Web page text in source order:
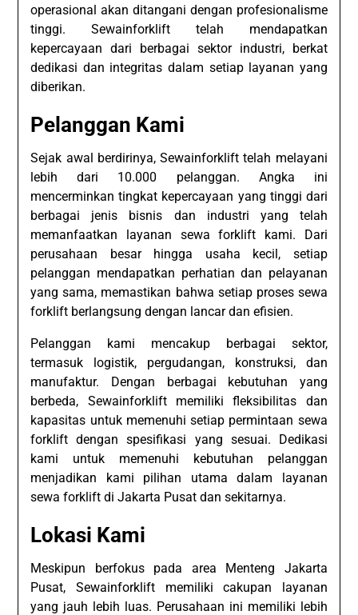
operasional akan ditangani dengan profesionalisme
tinggi. Sewainforklift telah mendapatkan
kepercayaan dari berbagai sektor industri, berkat
dedikasi dan integritas dalam setiap layanan yang
diberikan.
Pelanggan Kami
Sejak awal berdirinya, Sewainforklift telah melayani
lebih dari 10.000 pelanggan. Angka ini
mencerminkan tingkat kepercayaan yang tinggi dari
berbagai jenis bisnis dan industri yang telah
memanfaatkan layanan sewa forklift kami. Dari
perusahaan besar hingga usaha kecil, setiap
pelanggan mendapatkan perhatian dan pelayanan
yang sama, memastikan bahwa setiap proses sewa
forklift berlangsung dengan lancar dan efisien.
Pelanggan kami mencakup berbagai sektor,
termasuk logistik, pergudangan, konstruksi, dan
manufaktur. Dengan berbagai kebutuhan yang
berbeda, Sewainforklift memiliki fleksibilitas dan
kapasitas untuk memenuhi setiap permintaan sewa
forklift dengan spesifikasi yang sesuai. Dedikasi
kami untuk memenuhi kebutuhan pelanggan
menjadikan kami pilihan utama dalam layanan
sewa forklift di Jakarta Pusat dan sekitarnya.
Lokasi Kami
Meskipun berfokus pada area Menteng Jakarta
Pusat, Sewainforklift memiliki cakupan layanan
yang jauh lebih luas. Perusahaan ini memiliki lebih